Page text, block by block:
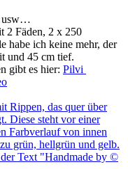
usw…
2 Fäden, 2 x 250
habe ich keine mehr, der
und 45 cm tief.
gibt es hier: Pilvi